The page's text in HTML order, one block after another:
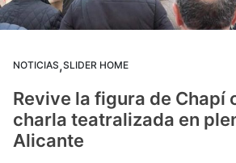
NOTICIAS,SLIDER HOME
Revive la figura de Chapí
charla teatralizada en
Alicante